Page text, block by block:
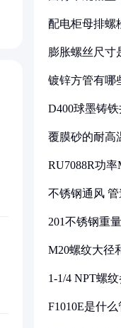
配电柜母排螺
膨胀螺丝尺寸
镀锌方管有哪
D400球墨铸
覆膜砂的耐高
RU7088R功
不锈钢通风
201不锈钢重
M20螺纹大径
1-1/4 NPT螺
F1010E是什